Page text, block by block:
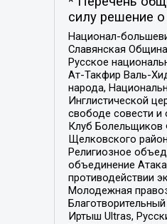
силу решение
Национал-
Славянская
Русское
Ат-Такфир Валь-
народа,
Инглистической
свободе совести и
Клуб Болельщиков
Щелковского
Религиозное
объединение
противодействии
Молодежная
Иртыш Ultras,